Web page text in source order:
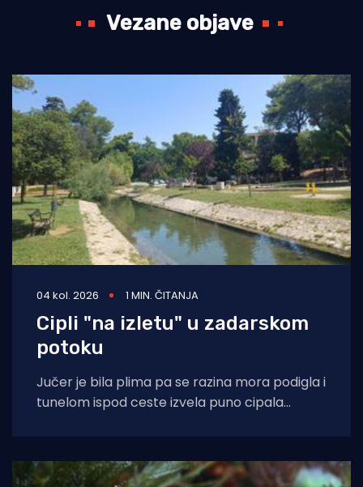
Vezane objave
04 kol. 2026 1 MIN. ČITANJA
Cipli "na izletu" u zadarskom
potoku
Jučer je bila plima pa se razina mora podigla i
tunelom ispod ceste izvela puno cipala